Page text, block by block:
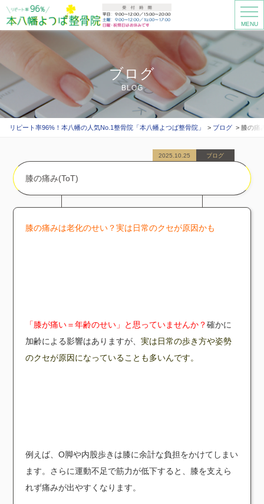
MENU
ブログ
BLOG
リピート率96%！本八幡の人気No.1整骨院「本八幡よつば整骨院」 ブログ 膝の痛
膝の痛み(ToT)
2025.10.25 ブログ
膝の痛みは老化のせい？実は日常のクセが原因かも
「膝が痛い＝年齢のせい」と思っていませんか？確かに
加齢による影響はありますが、実は日常の歩き方や姿勢
のクセが原因になっていることも多いんです。
例えば、O脚や内股歩きは膝に余計な負担をかけてしまい
ます。さらに運動不足で筋力が低下すると、膝を支えら
れず痛みが出やすくなります。